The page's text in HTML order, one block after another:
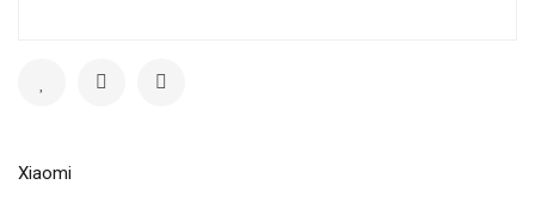
Xiaomi